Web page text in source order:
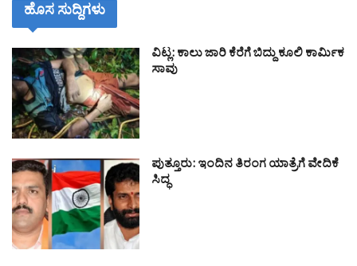
ಹೊಸ ಸುದ್ದಿಗಳು
ವಿಟ್ಲ: ಕಾಲು ಜಾರಿ ಕೆರೆಗೆ ಬಿದ್ದು ಕೂಲಿ ಕಾರ್ಮಿಕ
ಸಾವು
ಪುತ್ತೂರು: ಇಂದಿನ ತಿರಂಗ ಯಾತ್ರೆಗೆ ವೇದಿಕೆ
ಸಿದ್ಧ